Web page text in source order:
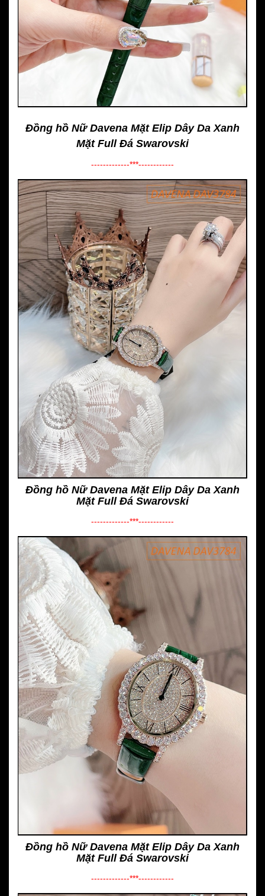
Đồng hồ Nữ Davena Mặt Elip Dây Da Xanh
Mặt Full Đá Swarovski
-------------***------------
Đồng hồ Nữ Davena Mặt Elip Dây Da Xanh
Mặt Full Đá Swarovski
-------------***------------
Đồng hồ Nữ Davena Mặt Elip Dây Da Xanh
Mặt Full Đá Swarovski
-------------***------------